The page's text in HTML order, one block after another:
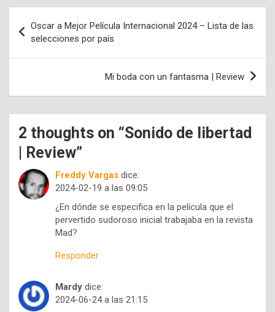
de
entradas
Oscar a Mejor Película Internacional 2024 – Lista de las
selecciones por país
Mi boda con un fantasma | Review
2 thoughts on “Sonido de libertad
| Review”
Freddy Vargas dice:
2024-02-19 a las 09:05
¿En dónde se especifica en la película que el
pervertido sudoroso inicial trabajaba en la revista
Mad?
Responder
Mardy dice:
2024-06-24 a las 21:15